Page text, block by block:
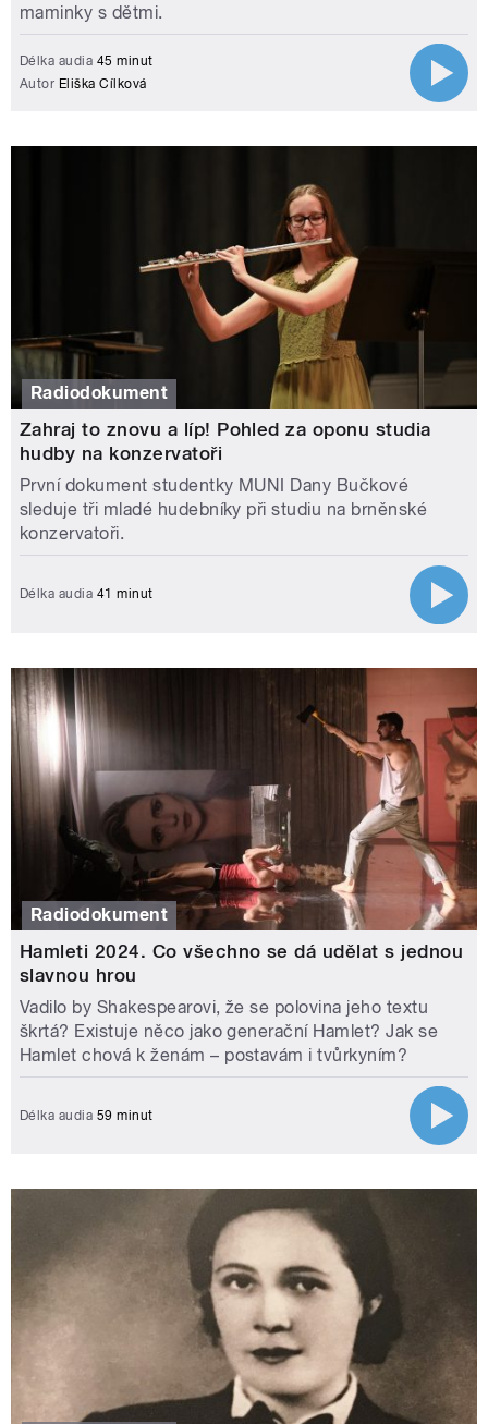
maminky s dětmi.
Délka audia 45 minut
Autor Eliška Cílková
Radiodokument
Zahraj to znovu a líp! Pohled za oponu studia
hudby na konzervatoři
První dokument studentky MUNI Dany Bučkové
sleduje tři mladé hudebníky při studiu na brněnské
konzervatoři.
Délka audia 41 minut
Radiodokument
Hamleti 2024. Co všechno se dá udělat s jednou
slavnou hrou
Vadilo by Shakespearovi, že se polovina jeho textu
škrtá? Existuje něco jako generační Hamlet? Jak se
Hamlet chová k ženám – postavám i tvůrkyním?
Délka audia 59 minut